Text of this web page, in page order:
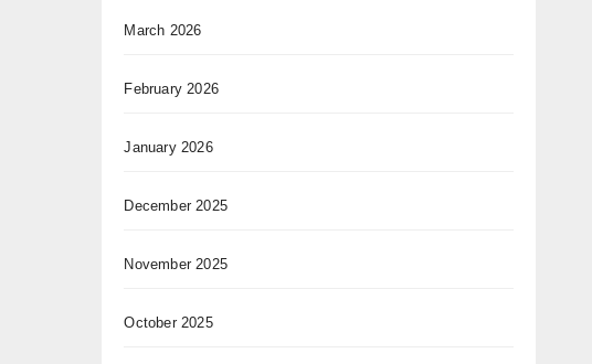
March 2026
February 2026
January 2026
December 2025
November 2025
October 2025